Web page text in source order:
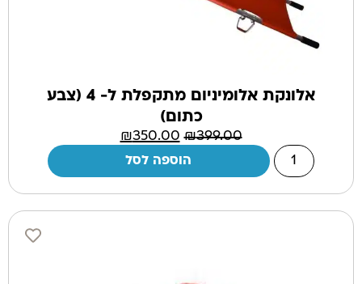
אלונקת אלומיניום מתקפלת ל- 4 (צבע
כתום)
₪399.00
₪350.00
הוספה לסל